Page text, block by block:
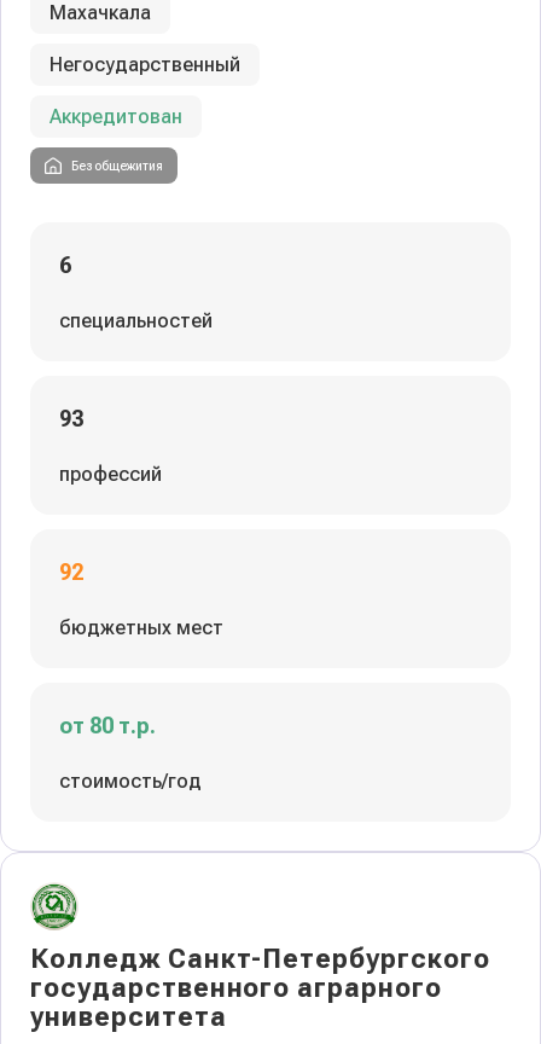
Махачкала
Негосударственный
Аккредитован
Без общежития
6
специальностей
93
профессий
92
бюджетных мест
от 80 т.р.
стоимость/год
Колледж Санкт-Петербургского
государственного аграрного
университета